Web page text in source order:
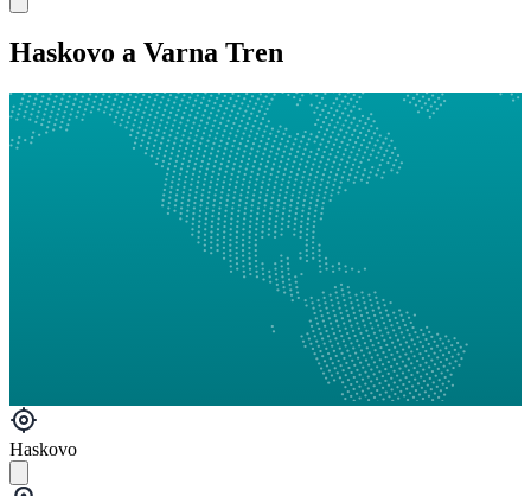
Haskovo a Varna Tren
Haskovo